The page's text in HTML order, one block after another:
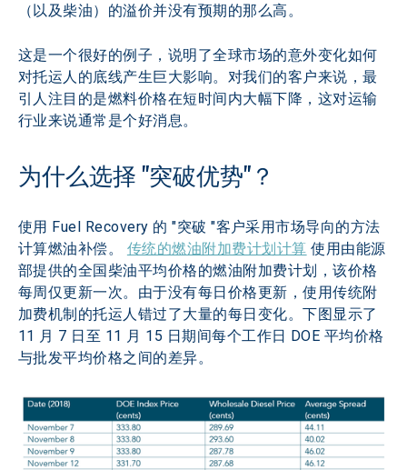
（以及柴油）的溢价并没有预期的那么高。
这是一个很好的例子，说明了全球市场的意外变化如何
对托运人的底线产生巨大影响。对我们的客户来说，最
引人注目的是燃料价格在短时间内大幅下降，这对运输
行业来说通常是个好消息。
为什么选择 "突破优势"？
使用 Fuel Recovery 的 "突破 "客户采用市场导向的方法
计算燃油补偿。 传统的燃油附加费计划计算 使用由能源
部提供的全国柴油平均价格的燃油附加费计划，该价格
每周仅更新一次。由于没有每日价格更新，使用传统附
加费机制的托运人错过了大量的每日变化。下图显示了
11 月 7 日至 11 月 15 日期间每个工作日 DOE 平均价格
与批发平均价格之间的差异。